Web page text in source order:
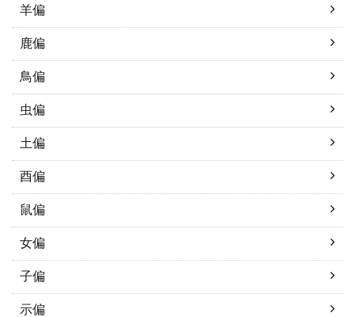
羊偏
鹿偏
鳥偏
虫偏
土偏
酉偏
鼠偏
女偏
子偏
示偏